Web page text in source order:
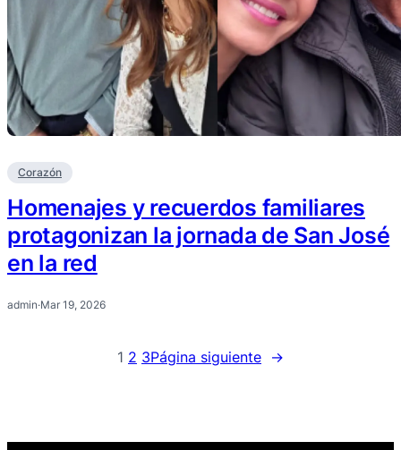
Corazón
Homenajes y recuerdos familiares
protagonizan la jornada de San José
en la red
admin·Mar 19, 2026
1 2 3Página siguiente →